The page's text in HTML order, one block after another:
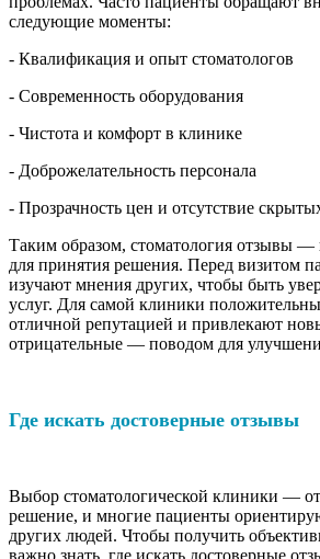
следующие моменты:
- Квалификация и опыт стоматологов
- Современность оборудования
- Чистота и комфорт в клинике
- Доброжелательность персонала
- Прозрачность цен и отсутствие
Таким образом, стоматология отзывы
для принятия решения. Перед визитом
изучают мнения других, чтобы быть
услуг. Для самой клиники
отличной репутацией и привлекают
отрицательные — поводом для
Где искать достоверные отзывы
Выбор стоматологической клиники —
решение, и многие пациенты
других людей. Чтобы получить
важно знать, где искать достоверные